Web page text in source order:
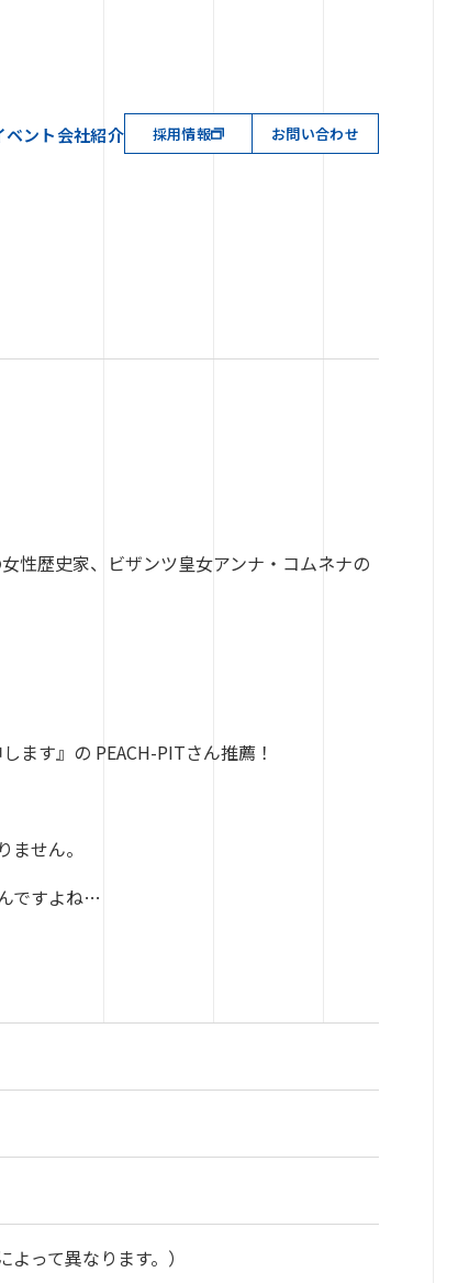
ベント会社紹介 採用情報 お問い合わせ
性歴史家、ビザンツ皇女アンナ・コムネナの
ます』の PEACH-PITさん推薦！
せん。
ですよね…
よって異なります。）